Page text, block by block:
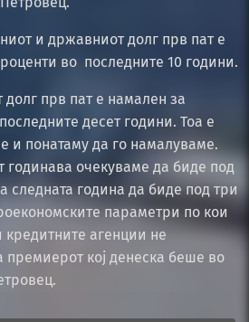
и државниот долг прв пат е
во последните 10 години.
прв пат е намален за
десет години. Тоа е
и понатаму да го намалуваме.
годинава очекуваме да биде под
следната година да биде под три
параметри по кои
агенции не
премиерот кој денеска беше во